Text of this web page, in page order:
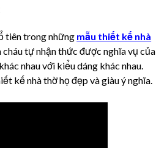
tiên trong những mẫu thiết kế nhà
tự nhận thức được nghĩa vụ của
nhau với kiểu dáng khác nhau.
kế nhà thờ họ đẹp và giàu ý nghĩa.